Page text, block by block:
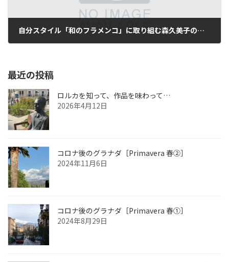
自分スタイル「和のフラメンコ」に取り組む森久美子の東京公演
最近の投稿
ロルカを知って、作品を味わって…
2026年4月12日
コロナ後のグラナダ［Primavera 春②］
2024年11月6日
コロナ後のグラナダ［Primavera 春①］
2024年8月29日